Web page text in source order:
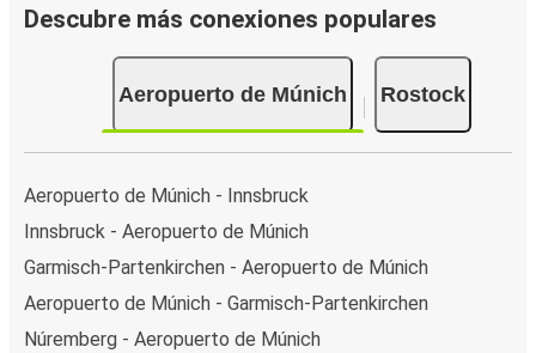
Descubre más conexiones populares
Aeropuerto de Múnich Rostock
Aeropuerto de Múnich - Innsbruck
Innsbruck - Aeropuerto de Múnich
Garmisch-Partenkirchen - Aeropuerto de Múnich
Aeropuerto de Múnich - Garmisch-Partenkirchen
Núremberg - Aeropuerto de Múnich